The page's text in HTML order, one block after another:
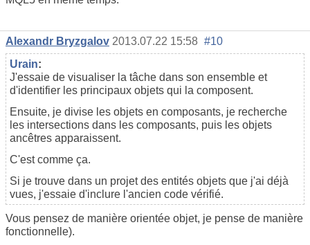
Alexandr Bryzgalov 2013.07.22 15:58 #10
Urain:
J'essaie de visualiser la tâche dans son ensemble et
d'identifier les principaux objets qui la composent.
Ensuite, je divise les objets en composants, je recherche
les intersections dans les composants, puis les objets
ancêtres apparaissent.
C'est comme ça.
Si je trouve dans un projet des entités objets que j'ai déjà
vues, j'essaie d'inclure l'ancien code vérifié.
Vous pensez de manière orientée objet, je pense de manière
fonctionnelle).